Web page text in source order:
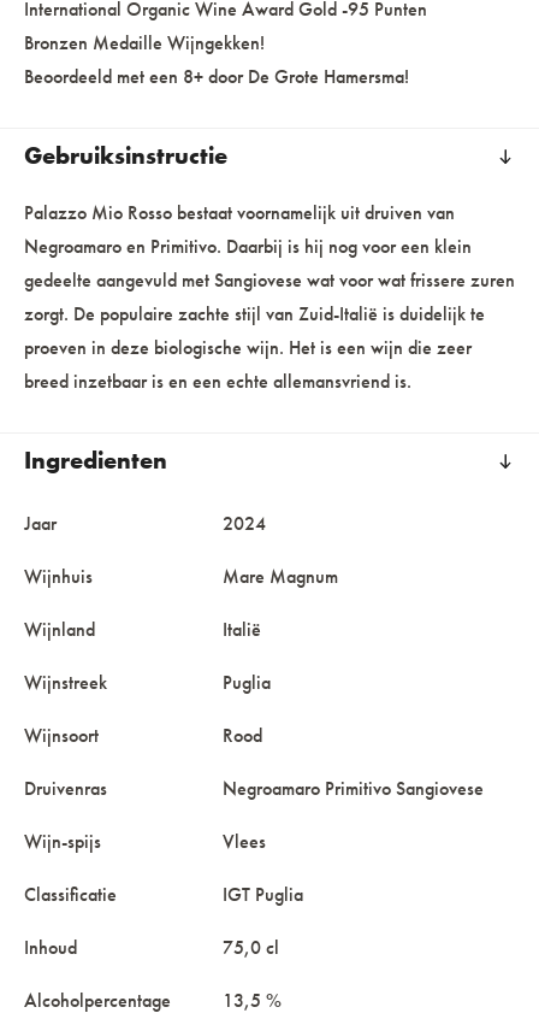
International Organic Wine Award Gold -95 Punten
Bronzen Medaille Wijngekken!
Beoordeeld met een 8+ door De Grote Hamersma!
Gebruiksinstructie
Palazzo Mio Rosso bestaat voornamelijk uit druiven van
Negroamaro en Primitivo. Daarbij is hij nog voor een klein
gedeelte aangevuld met Sangiovese wat voor wat frissere zuren
zorgt. De populaire zachte stijl van Zuid-Italië is duidelijk te
proeven in deze biologische wijn. Het is een wijn die zeer
breed inzetbaar is en een echte allemansvriend is.
Ingredienten
Jaar 2024
Wijnhuis Mare Magnum
Wijnland Italië
Wijnstreek Puglia
Wijnsoort Rood
Druivenras Negroamaro Primitivo Sangiovese
Wijn-spijs Vlees
Classificatie IGT Puglia
Inhoud 75,0 cl
Alcoholpercentage 13,5 %